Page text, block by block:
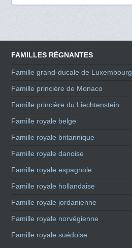
FAMILLES RÉGNANTES
Famille grand-ducale de Luxembourg
Famille princière de Monaco
Famille princière du Liechtenstein
Famille royale belge
Famille royale britannique
Famille royale danoise
Famille royale espagnole
Famille royale hollandaise
Famille royale jordanienne
Famille royale norvégienne
Famille royale suédoise